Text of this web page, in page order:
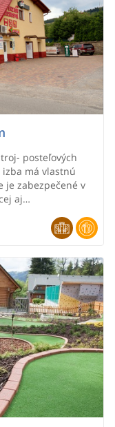
posteľových
má vlastnú
je zabezpečené v
aj